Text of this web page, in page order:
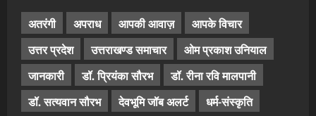
अतरंगी अपराध आपकी आवाज़
आपके विचार
उत्तर प्रदेश
उत्तराखण्ड समाचार
ओम प्रकाश उनियाल
जानकारी
डॉ. प्रियंका सौरभ
डॉ. रीना रवि मालपानी
डॉ. सत्यवान सौरभ
देवभूमि जॉब अलर्ट धर्म-संस्कृति